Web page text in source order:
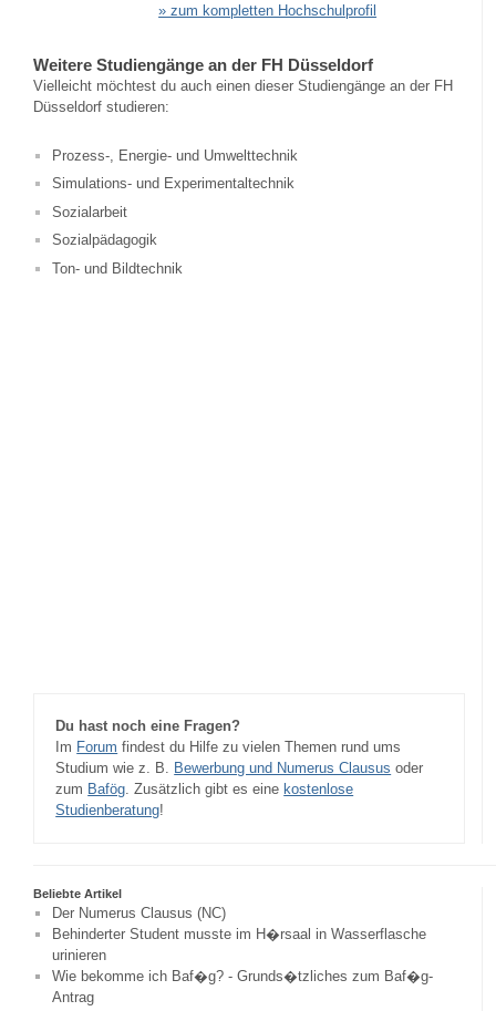
» zum kompletten Hochschulprofil
Weitere Studiengänge an der FH Düsseldorf
Vielleicht möchtest du auch einen dieser Studiengänge an der FH
Düsseldorf studieren:
Prozess-, Energie- und Umwelttechnik
Simulations- und Experimentaltechnik
Sozialarbeit
Sozialpädagogik
Ton- und Bildtechnik
Du hast noch eine Fragen?
Im Forum findest du Hilfe zu vielen Themen rund ums
Studium wie z. B. Bewerbung und Numerus Clausus oder
zum Bafög. Zusätzlich gibt es eine kostenlose
Studienberatung!
Beliebte Artikel
Der Numerus Clausus (NC)
Behinderter Student musste im H�rsaal in Wasserflasche
urinieren
Wie bekomme ich Baf�g? - Grunds�tzliches zum Baf�g-
Antrag